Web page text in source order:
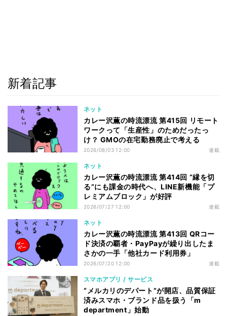
新着記事
ネット
カレー沢薫の時流漂流 第415回 リモート
ワークって「生産性」のためだったっ
け？ GMOの在宅勤務廃止で考える
2026/08/03 12:00 連載
ネット
カレー沢薫の時流漂流 第414回 “縁を切
る”にも課金の時代へ、LINE新機能「プ
レミアムブロック」が好評
2026/07/27 12:00 連載
ネット
カレー沢薫の時流漂流 第413回 QRコー
ド決済の覇者・PayPayが繰り出したま
さかの一手「他社カード利用券」
2026/07/20 12:00 連載
スマホアプリ / サービス
“メルカリのデパート”が開店、品質保証
済みスマホ・ブランド品を扱う「m
department」始動